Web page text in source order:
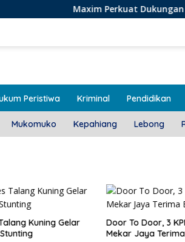
Maxim Perkuat Dukungan Bagi
Peristiwa Kriminal Pendidikan
Mukomuko Kepahiang Lebong
Kuning Gelar
Door To Door, 3
Mekar Jaya Terima